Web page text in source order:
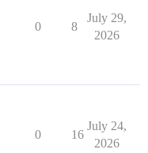
0 8
July 29,
2026
0 16
July 24,
2026